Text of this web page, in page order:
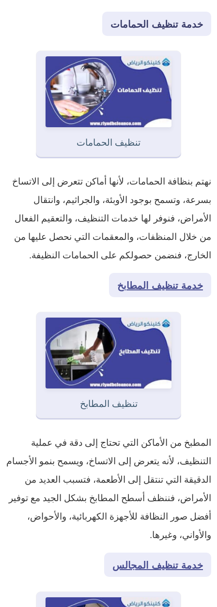
خدمة تنظيف الحمامات
تنظيف الحمامات
نهتم بنظافة الحمامات، لأنها أماكن تتعرض إلى الاتساخ
بسرعة، وتسمح بوجود الأوبئة، والجراثيم، وانتقال
الأمراض، فنوفر لها خدمات التنظيف، والتعقيم الفعال
من خلال المنظفات، والمعقمات التي نحصل عليها من
الخارج، فنضمن حصولكم على الحمامات النظيفة.
خدمة تنظيف المطابخ
تنظيف المطابخ
المطبخ من الأماكن التي تحتاج إلى دقة في عملية
التنظيف، لأنه يتعرض إلى الاتساخ، ويسمح بنمو الأجسام
الدقيقة التي تنتقل إلى الأطعمة، فتسبب العديد من
الأمراض، فننظف أسطح المطابخ بشكل الجيد مع توفير
أفضل صور النظافة للأجهزة الكهربائية، والأحواض،
والأواني، وغيرها.
خدمة تنظيف المجالس